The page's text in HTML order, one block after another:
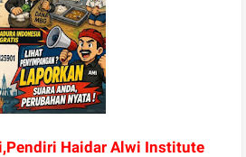
Haidar Alwi Institute